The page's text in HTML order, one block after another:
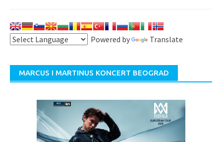
Powered by Translate
MARCUS I MARTINUS KONCERT BEOGRAD